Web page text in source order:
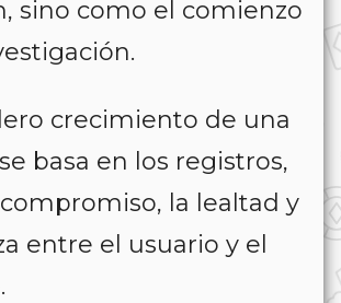
sino como el comienzo
crecimiento de una
basa en los registros,
la lealtad y
entre el usuario y el